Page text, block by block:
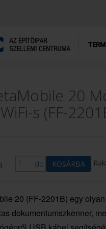
20
s (FF-
db KOSÁRBA
20 (FF-2201B) egy olyan
dokumentumszkenner,